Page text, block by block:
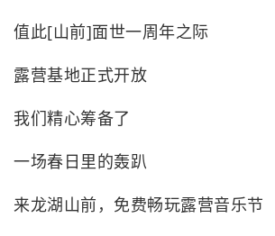
值此[山前]面世一周年之际
露营基地正式开放
我们精心筹备了
一场春日里的轰趴
来龙湖山前，免费畅玩露营音乐节